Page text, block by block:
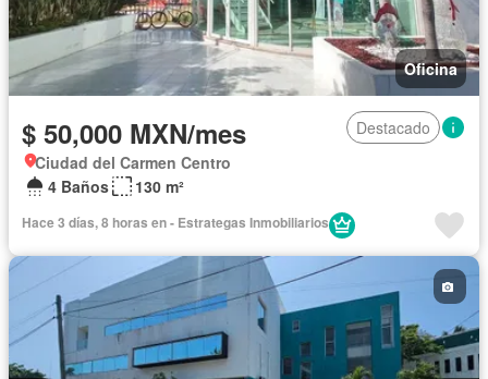
Oficina
$ 50,000 MXN/mes
Destacado
Ciudad del Carmen Centro
4 Baños
130 m²
Hace 3 días, 8 horas en - Estrategas Inmobiliarios